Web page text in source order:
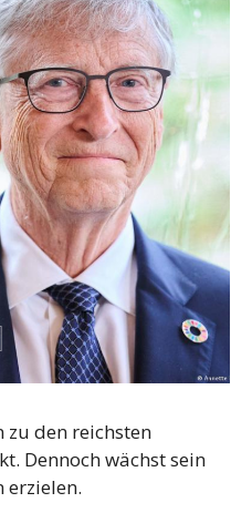
zu den reichsten
Dennoch wächst sein
erzielen.